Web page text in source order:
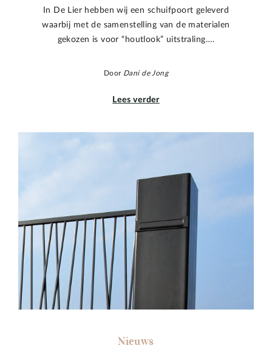
In De Lier hebben wij een schuifpoort geleverd
waarbij met de samenstelling van de materialen
gekozen is voor “houtlook” uitstraling….
Door Dani de Jong
Lees verder
Nieuws